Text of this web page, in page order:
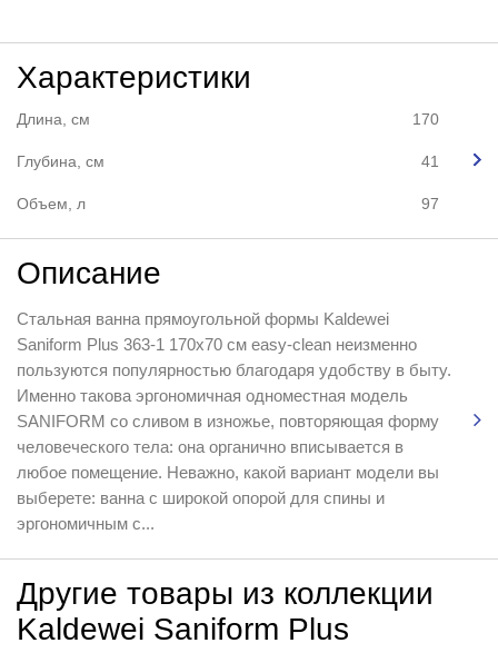
Характеристики
Длина, см 170
Глубина, см 41
Объем, л 97
Описание
Стальная ванна прямоугольной формы Kaldewei
Saniform Plus 363-1 170x70 см easy-clean неизменно
пользуются популярностью благодаря удобству в быту.
Именно такова эргономичная одноместная модель
SANIFORM со сливом в изножье, повторяющая форму
человеческого тела: она органично вписывается в
любое помещение. Неважно, какой вариант модели вы
выберете: ванна с широкой опорой для спины и
эргономичным с...
Другие товары из коллекции
Kaldewei Saniform Plus